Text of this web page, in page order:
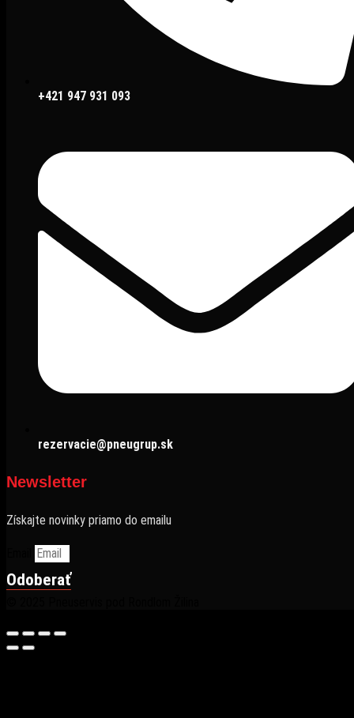
+421 947 931 093
rezervacie@pneugrup.sk
Newsletter
Získajte novinky priamo do emailu
Odoberať